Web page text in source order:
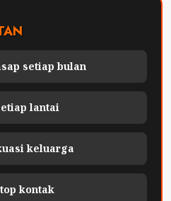
setiap bulan
lantai
keluarga
kontak